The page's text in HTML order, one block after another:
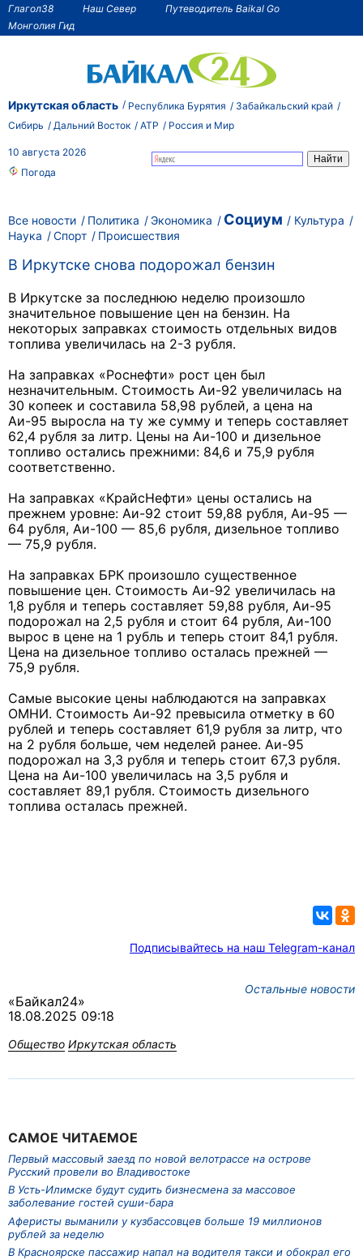
Глагол38 Наш Север
Путеводитель Baikal Go
Монголия Гид
Иркутская область Республика Бурятия
Забайкальский край
Сибирь
Дальний Восток АТР Россия и Мир
10 августа 2026
Погода
Все новости Политика Экономика Социум
Культура
Наука
Спорт Происшествия
В Иркутске снова подорожал бензин
В Иркутске за последнюю неделю произошло
значительное повышение цен на бензин. На
некоторых заправках стоимость отдельных видов
топлива увеличилась на 2-3 рубля.
На заправках «Роснефти» рост цен был
незначительным. Стоимость Аи-92 увеличилась на
30 копеек и составила 58,98 рублей, а цена на
Аи-95 выросла на ту же сумму и теперь составляет
62,4 рубля за литр. Цены на Аи-100 и дизельное
топливо остались прежними: 84,6 и 75,9 рубля
соответственно.
На заправках «КрайсНефти» цены остались на
прежнем уровне: Аи-92 стоит 59,88 рубля, Аи-95 —
64 рубля, Аи-100 — 85,6 рубля, дизельное топливо
— 75,9 рубля.
На заправках БРК произошло существенное
повышение цен. Стоимость Аи-92 увеличилась на
1,8 рубля и теперь составляет 59,88 рубля, Аи-95
подорожал на 2,5 рубля и стоит 64 рубля, Аи-100
вырос в цене на 1 рубль и теперь стоит 84,1 рубля.
Цена на дизельное топливо осталась прежней —
75,9 рубля.
Самые высокие цены наблюдаются на заправках
ОМНИ. Стоимость Аи-92 превысила отметку в 60
рублей и теперь составляет 61,9 рубля за литр, что
на 2 рубля больше, чем неделей ранее. Аи-95
подорожал на 3,3 рубля и теперь стоит 67,3 рубля.
Цена на Аи-100 увеличилась на 3,5 рубля и
составляет 89,1 рубля. Стоимость дизельного
топлива осталась прежней.
Подписывайтесь на наш Telegram-канал
Остальные новости
«Байкал24»
18.08.2025 09:18
Общество Иркутская область
САМОЕ ЧИТАЕМОЕ
Первый массовый заезд по новой велотрассе на острове
Русский провели во Владивостоке
В Усть-Илимске будут судить бизнесмена за массовое
заболевание гостей суши-бара
Аферисты выманили у кузбассовцев больше 19 миллионов
рублей за неделю
В Красноярске пассажир напал на водителя такси и обокрал его